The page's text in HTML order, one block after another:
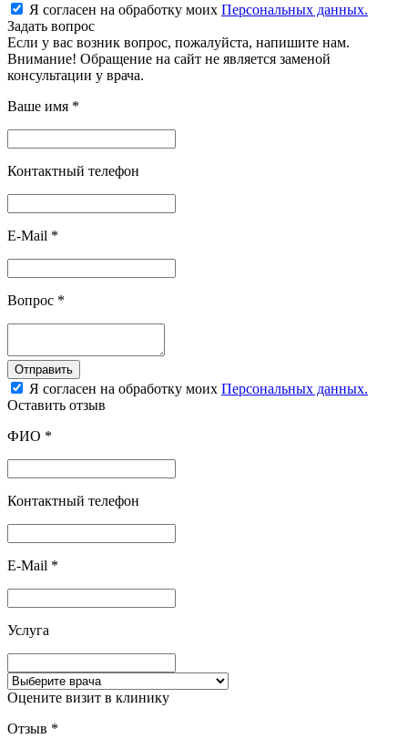
Я согласен на обработку моих Персональных данных.
Задать вопрос
Если у вас возник вопрос, пожалуйста, напишите нам.
Внимание! Обращение на сайт не является заменой
консультации у врача.
Ваше имя *
Контактный телефон
E-Mail *
Вопрос *
Отправить
Я согласен на обработку моих Персональных данных.
Оставить отзыв
ФИО *
Контактный телефон
E-Mail *
Услуга
Оцените визит в клинику
Отзыв *